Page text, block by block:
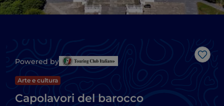
Like
Powered by
Arte e cultura
Capolavori del barocco